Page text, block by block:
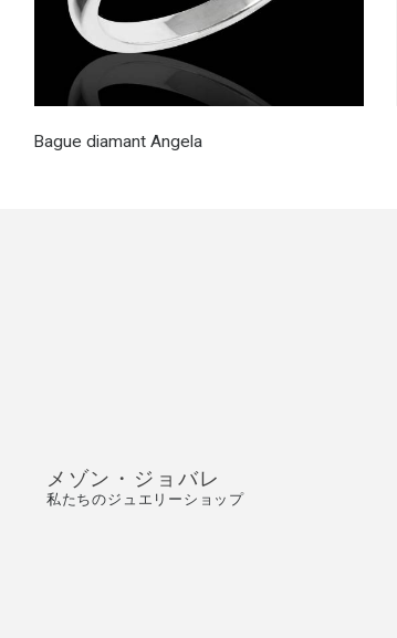
Bague diamant Angela
メゾン・ジョバレ
私たちのジュエリーショップ